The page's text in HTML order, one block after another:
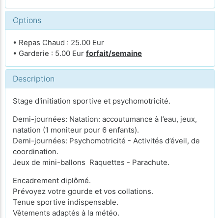
Options
• Repas Chaud : 25.00 Eur
• Garderie : 5.00 Eur forfait/semaine
Description
Stage d'initiation sportive et psychomotricité.
Demi-journées: Natation: accoutumance à l’eau, jeux,
natation (1 moniteur pour 6 enfants).
Demi-journées: Psychomotricité - Activités d’éveil, de
coordination.
Jeux de mini-ballons Raquettes - Parachute.
Encadrement diplômé.
Prévoyez votre gourde et vos collations.
Tenue sportive indispensable.
Vêtements adaptés à la météo.